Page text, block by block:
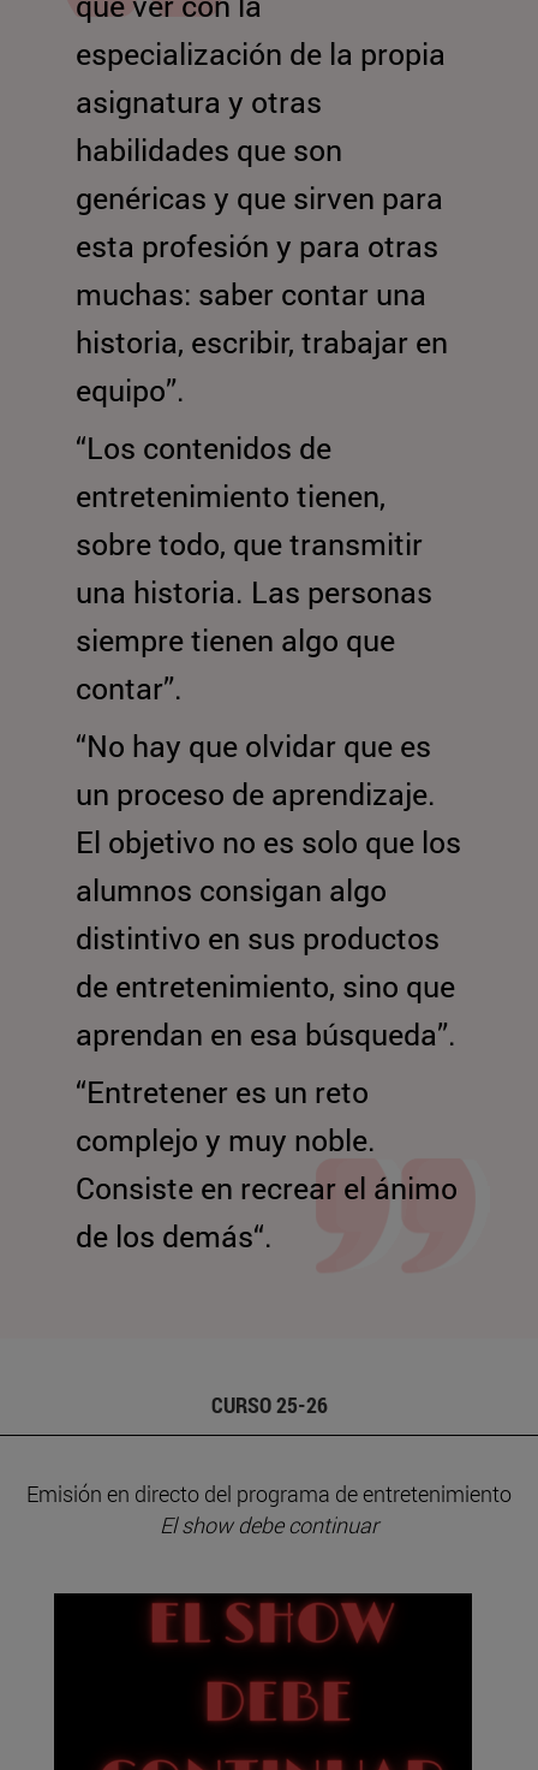
especialización de la propia
asignatura y otras
habilidades que son
genéricas y que sirven para
esta profesión y para otras
muchas: saber contar una
historia, escribir, trabajar en
equipo”.
“Los contenidos de
entretenimiento tienen,
sobre todo, que transmitir
una historia. Las personas
siempre tienen algo que
contar”.
“No hay que olvidar que es
un proceso de aprendizaje.
El objetivo no es solo que los
alumnos consigan algo
distintivo en sus productos
de entretenimiento, sino que
aprendan en esa búsqueda”.
“Entretener es un reto
complejo y muy noble.
Consiste en recrear el ánimo
de los demás“.
CURSO 25-26
Emisión en directo del programa de entretenimiento
El show debe continuar